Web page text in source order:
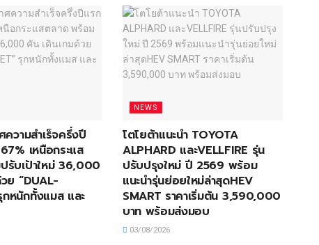
ความสำเร็จครึ่งปี
เหนือกระแส
รับเป้าใหม่ 36,000
ย “DUAL-
กหนักทั้งแมส และ
NEWS
โตโยต้าแนะนำ TOYOTA
ALPHARD และVELLFIRE รุ่น
ปรับปรุงใหม่ ปี 2569 พร้อม
แนะนำรุ่นย่อยใหม่ล่าสุดHEV
SMART ราคาเริ่มต้น 3,590,000
บาท พร้อมส่งมอบ
03/08/2026